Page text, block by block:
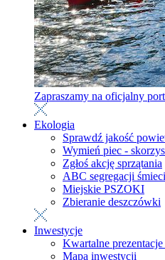
Zapraszamy na oficjalny
Ekologia
Sprawdź jakość
Wymień piec -
Zgłoś akcję sprzątania
ABC segregacji śmieci
Miejskie PSZOKI
Zbieranie deszczówki
Inwestycje
Kwartalne
Mapa inwestycji